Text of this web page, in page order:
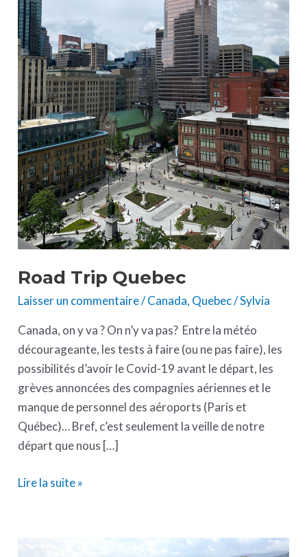
Road Trip Quebec
Laisser un commentaire/Canada, Quebec/Sylvia
Canada, on y va ? On n’y va pas? Entre la météo
décourageante, les tests à faire (ou ne pas faire), les
possibilités d’avoir le Covid-19 avant le départ, les
grèves annoncées des compagnies aériennes et le
manque de personnel des aéroports (Paris et
Québec)… Bref, c’est seulement la veille de notre
départ que nous […]
Lire la suite »
Portrait